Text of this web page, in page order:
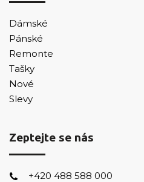
Dámské
Pánské
Remonte
Tašky
Nové
Slevy
Zeptejte se nás
+420 488 588 000